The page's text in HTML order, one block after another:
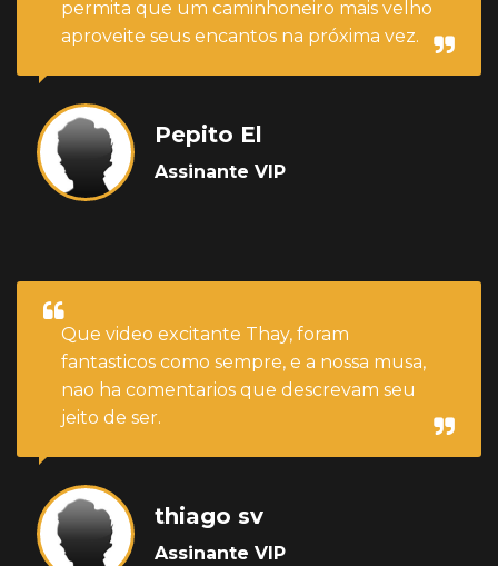
permita que um caminhoneiro mais velho
aproveite seus encantos na próxima vez.
Pepito El
Assinante VIP
Que video excitante Thay, foram
fantasticos como sempre, e a nossa musa,
nao ha comentarios que descrevam seu
jeito de ser.
thiago sv
Assinante VIP